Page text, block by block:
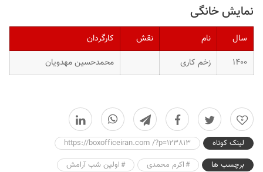
نمایش خانگی
سال نام نقش
کارگردان
۱۴۰۰
زخم کاری محمدحسین مهدویان
0
لینک کوتاه
https://boxofficeiran.com /?p=123813
برچسب ها
اکرم محمدی
اولین شب آرامش